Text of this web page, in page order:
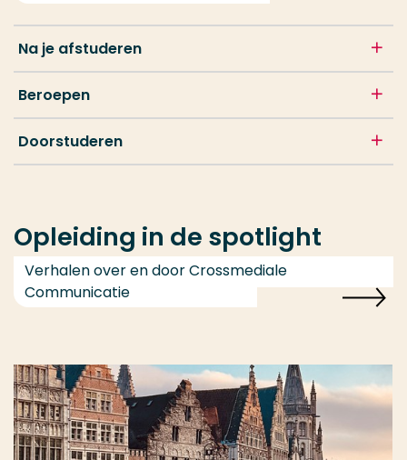
Na je afstuderen
Beroepen
Doorstuderen
Opleiding in de spotlight
Verhalen over en door Crossmediale
Communicatie